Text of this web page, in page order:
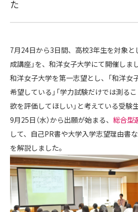
た
7月24日から3日間、高校3年生を対象と
成講座」を、和洋女子大学にて開催しま
和洋女子大学を第一志望とし、「和洋女
希望している」「学力試験だけでは測る
欲を評価してほしい」と考えている受験
9月25日（水）から出願が始まる、 総合型
して、自己PR書や大学入学志望理由書
を解説しました。